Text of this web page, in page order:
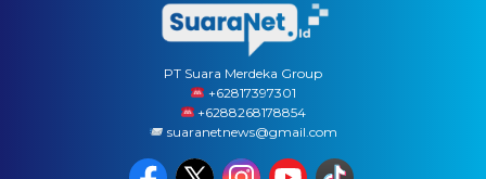
PT Suara Merdeka Group
‪+62817397301
+6288268178854
suaranetnews@gmail.com